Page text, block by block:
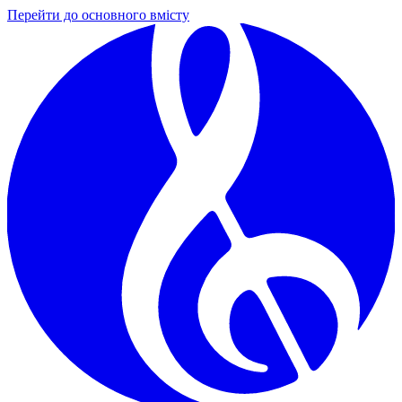
Перейти до основного вмісту